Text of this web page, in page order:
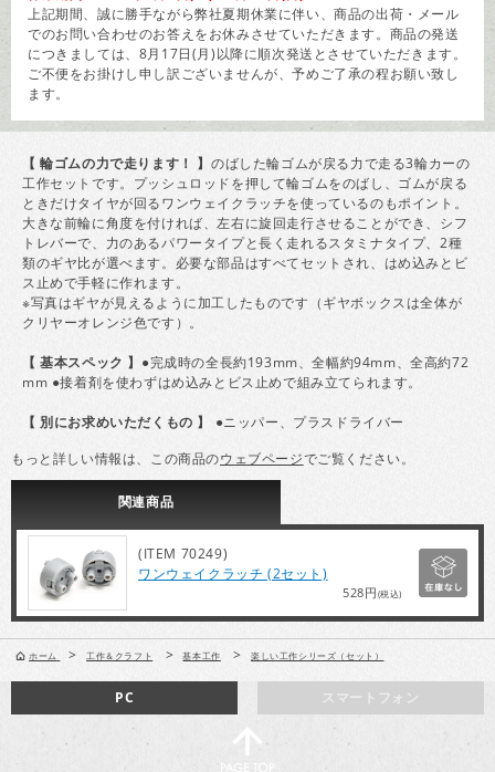
上記期間、誠に勝手ながら弊社夏期休業に伴い、商品の出荷・メール
でのお問い合わせのお答えをお休みさせていただきます。商品の発送
につきましては、8月17日(月)以降に順次発送とさせていただきます。
ご不便をお掛けし申し訳ございませんが、予めご了承の程お願い致し
ます。
【 輪ゴムの力で走ります！ 】 のばした輪ゴムが戻る力で走る3輪カーの
工作セットです。プッシュロッドを押して輪ゴムをのばし、ゴムが戻る
ときだけタイヤが回るワンウェイクラッチを使っているのもポイント。
大きな前輪に角度を付ければ、左右に旋回走行させることができ、シフ
トレバーで、力のあるパワータイプと長く走れるスタミナタイプ、2種
類のギヤ比が選べます。必要な部品はすべてセットされ、はめ込みとビ
ス止めで手軽に作れます。
※写真はギヤが見えるように加工したものです（ギヤボックスは全体が
クリヤーオレンジ色です）。
【 基本スペック 】 ●完成時の全長約193mm、全幅約94mm、全高約72
mm ●接着剤を使わずはめ込みとビス止めで組み立てられます。
【 別にお求めいただくもの 】 ●ニッパー、プラスドライバー
もっと詳しい情報は、この商品のウェブページでご覧ください。
関連商品
(ITEM 70249)
ワンウェイクラッチ (2セット)
528円(税込)
ホーム > 工作＆クラフト > 基本工作 > 楽しい工作シリーズ（セット）
スマートフォン
PC